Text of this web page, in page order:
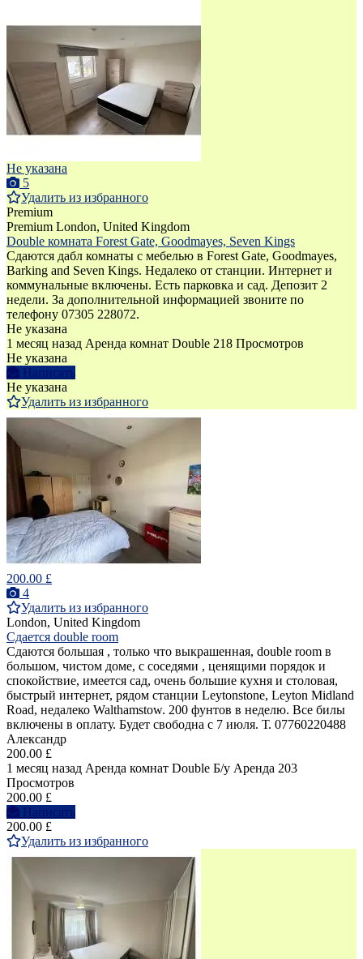
Не указана
5
Удалить из избранного
Premium
Premium London, United Kingdom
Double комната Forest Gate, Goodmayes, Seven Kings
Сдаются дабл комнаты с мебелью в Forest Gate, Goodmayes,
Barking and Seven Kings. Недалеко от станции. Интернет и
коммунальные включены. Есть парковка и сад. Депозит 2
недели. За дополнительной информацией звоните по
телефону 07305 228072.
Не указана
1 месяц назад Аренда комнат Double 218 Просмотров
Не указана
Написать
Не указана
Удалить из избранного
200.00 £
4
Удалить из избранного
London, United Kingdom
Сдается double room
Сдаются большая , только что выкрашенная, double room в
большом, чистом доме, с соседями , ценящими порядок и
спокойствие, имеется сад, очень большие кухня и столовая,
быстрый интернет, рядом станции Leytonstone, Leyton Midland
Road, недалеко Walthamstow. 200 фунтов в неделю. Все билы
включены в оплату. Будет свободна с 7 июля. Т. 07760220488
Александр
200.00 £
1 месяц назад Аренда комнат Double Б/у Аренда 203
Просмотров
200.00 £
Написать
200.00 £
Удалить из избранного